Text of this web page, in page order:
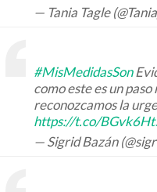
— Tania Tagle
#MisMedidasSon
como este es un paso
reconozcamos la
https://t.co/
— Sigrid Bazán